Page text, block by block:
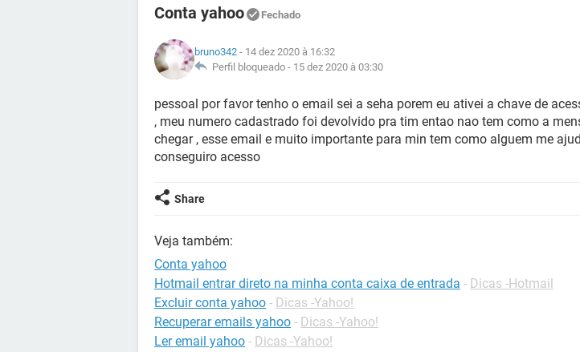
Conta yahoo Fechado
bruno342 - 14 dez 2020 à 16:32
Perfil bloqueado - 15 dez 2020 à 03:30
pessoal por favor tenho o email sei a seha porem eu ativei a chave de
, meu numero cadastrado foi devolvido pra tim entao nao tem como a
chegar , esse email e muito importante para min tem como alguem me
conseguiro acesso
Share
Veja também:
Conta yahoo
Hotmail entrar direto na minha conta caixa de entrada - Dicas -Hotmail
Excluir conta yahoo - Dicas -Yahoo!
Recuperar emails yahoo - Dicas -Yahoo!
Ler email yahoo - Dicas -Yahoo!